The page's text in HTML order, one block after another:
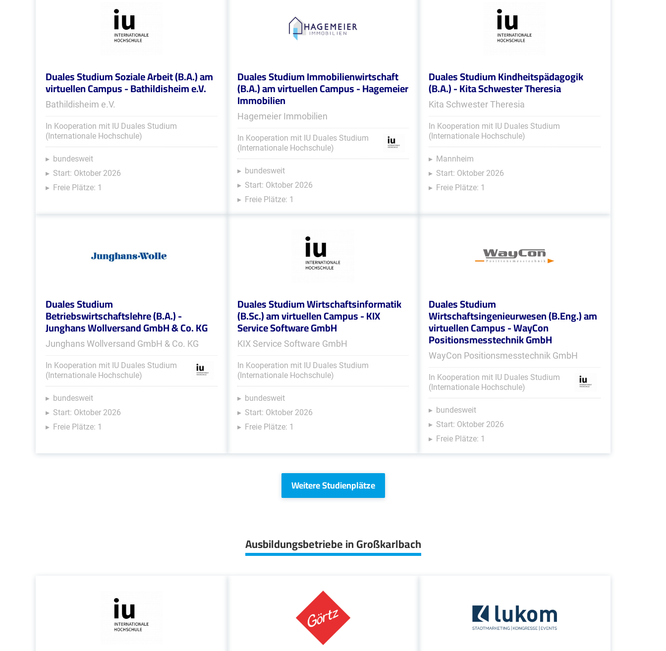
Duales Studium Soziale Arbeit (B.A.) am
virtuellen Campus - Bathildisheim e.V.
Bathildisheim e.V.
In Kooperation mit IU Duales Studium
(Internationale Hochschule)
bundesweit
Start: Oktober 2026
Freie Plätze: 1
Duales Studium Immobilienwirtschaft
(B.A.) am virtuellen Campus - Hagemeier
Immobilien
Hagemeier Immobilien
In Kooperation mit IU Duales Studium
(Internationale Hochschule)
bundesweit
Start: Oktober 2026
Freie Plätze: 1
Duales Studium Kindheitspädagogik
(B.A.) - Kita Schwester Theresia
Kita Schwester Theresia
In Kooperation mit IU Duales Studium
(Internationale Hochschule)
Mannheim
Start: Oktober 2026
Freie Plätze: 1
Duales Studium
Betriebswirtschaftslehre (B.A.) -
Junghans Wollversand GmbH & Co. KG
Junghans Wollversand GmbH & Co. KG
In Kooperation mit IU Duales Studium
(Internationale Hochschule)
bundesweit
Start: Oktober 2026
Freie Plätze: 1
Duales Studium Wirtschaftsinformatik
(B.Sc.) am virtuellen Campus - KIX
Service Software GmbH
KIX Service Software GmbH
In Kooperation mit IU Duales Studium
(Internationale Hochschule)
bundesweit
Start: Oktober 2026
Freie Plätze: 1
Duales Studium
Wirtschaftsingenieurwesen (B.Eng.) am
virtuellen Campus - WayCon
Positionsmesstechnik GmbH
WayCon Positionsmesstechnik GmbH
In Kooperation mit IU Duales Studium
(Internationale Hochschule)
bundesweit
Start: Oktober 2026
Freie Plätze: 1
Weitere Studienplätze
Ausbildungsbetriebe in Großkarlbach